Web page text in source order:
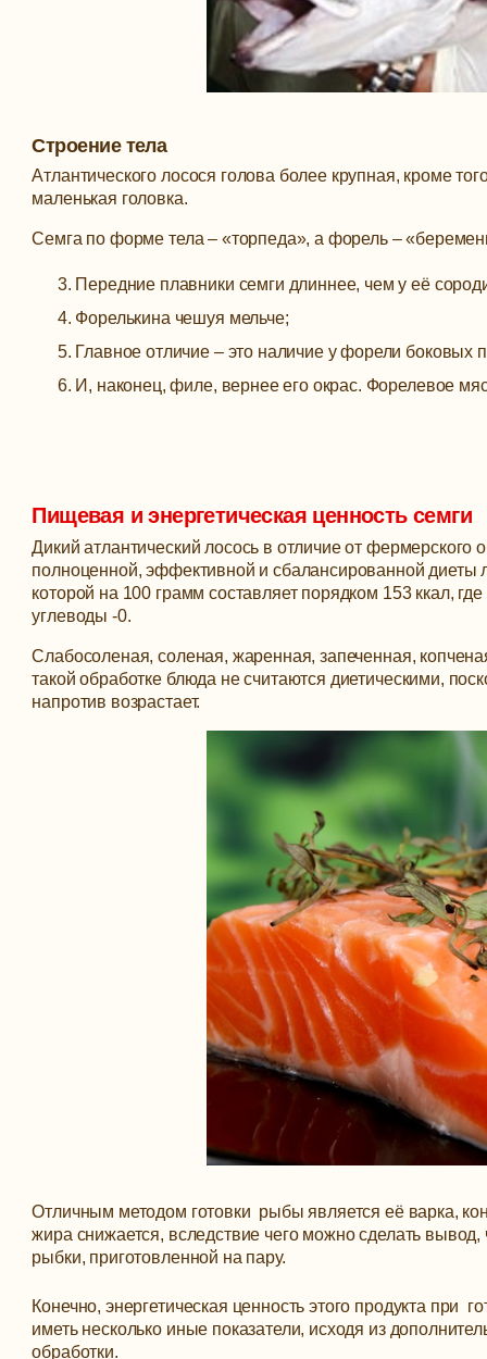
Строение тела
Атлантического лосося голова более крупная, кроме
маленькая головка.
Семга по форме тела – «торпеда», а форель –
Передние плавники семги длиннее, чем у её
Форелькина чешуя мельче;
Главное отличие – это наличие у форели боковых
И, наконец, филе, вернее его окрас. Форелевое
Пищевая и энергетическая ценность семги
Дикий атлантический лосось в отличие от
полноценной, эффективной и сбалансированной диеты
которой на 100 грамм составляет порядком 153 ккал,
углеводы -0.
Слабосоленая, соленая, жаренная, запеченная,
такой обработке блюда не считаются диетическими,
напротив возрастает.
Отличным методом готовки рыбы является её варка,
жира снижается, вследствие чего можно сделать
рыбки, приготовленной на пару.
Конечно, энергетическая ценность этого продукта при
иметь несколько иные показатели, исходя из
обработки.